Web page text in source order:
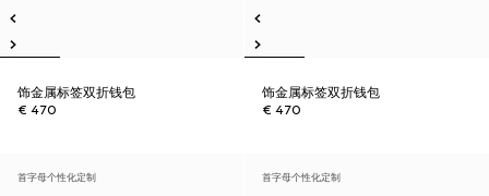
饰金属标签双折钱包
€ 470
饰金属标签双折钱包
€ 470
首字母个性化定制 首字母个性化定制